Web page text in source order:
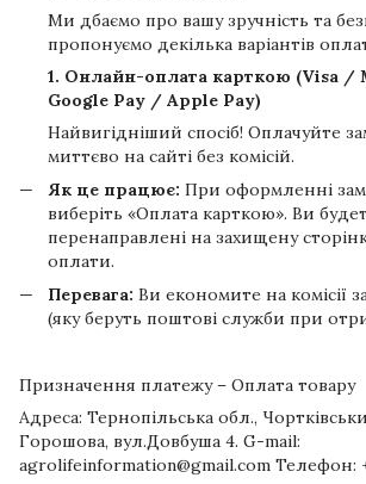
Ми дбаємо про вашу зручність та
пропонуємо декілька варіантів
1. Онлайн-оплата карткою (Visa /
Google Pay / Apple Pay)
Найвигідніший спосіб! Оплачуйте
миттєво на сайті без комісій.
Як це працює: При оформленні
виберіть «Оплата карткою». Ви
перенаправлені на захищену
оплати.
Перевага: Ви економите на комісії
(яку беруть поштові служби при
Призначення платежу – Оплата товару
Адреса: Тернопільська обл.,
Горошова, вул.Довбуша 4. G-mail:
agrolifeinformation@gmail.com Телефон: